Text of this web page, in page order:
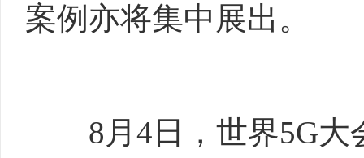
案例亦将集中展出。
8月4日，世界5G大